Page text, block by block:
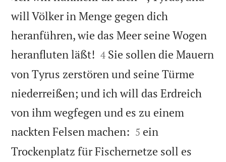
will Völker in Menge gegen dich
heranführen, wie das Meer seine Wogen
heranfluten läßt! 

4 Sie sollen die Mauern
von Tyrus zerstören und seine Türme
niederreißen; und ich will das Erdreich
von ihm wegfegen und es zu einem
nackten Felsen machen: 

5 ein
Trockenplatz für Fischernetze soll es